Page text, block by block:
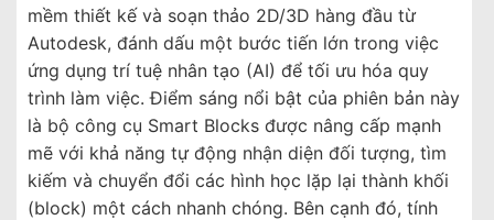
mềm thiết kế và soạn thảo 2D/3D hàng đầu từ
Autodesk, đánh dấu một bước tiến lớn trong việc
ứng dụng trí tuệ nhân tạo (AI) để tối ưu hóa quy
trình làm việc. Điểm sáng nổi bật của phiên bản này
là bộ công cụ Smart Blocks được nâng cấp mạnh
mẽ với khả năng tự động nhận diện đối tượng, tìm
kiếm và chuyển đổi các hình học lặp lại thành khối
(block) một cách nhanh chóng. Bên cạnh đó, tính